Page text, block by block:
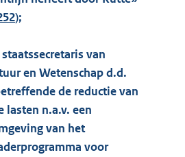
);
van
en Wetenschap d.d.
de reductie van
n.a.v. een
van het
voor